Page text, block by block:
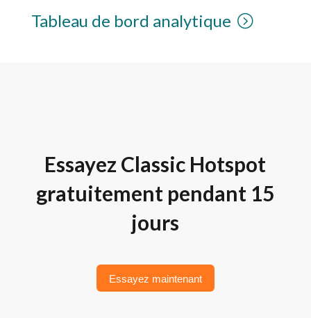
Tableau de bord analytique
Essayez Classic Hotspot​
gratuitement pendant 15
jours
Essayez maintenant